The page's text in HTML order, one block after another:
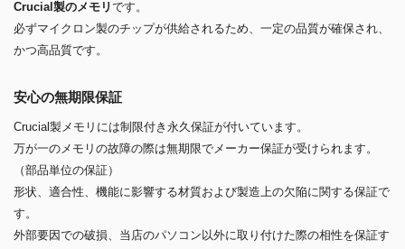
Crucial製のメモリです。
必ずマイクロン製のチップが供給されるため、一定の品質が確保され、
かつ高品質です。
安心の無期限保証
Crucial製メモリには制限付き永久保証が付いています。
万が一のメモリの故障の際は無期限でメーカー保証が受けられます。
（部品単位の保証）
形状、適合性、機能に影響する材質および製造上の欠陥に関する保証で
す。
外部要因での破損、当店のパソコン以外に取り付けた際の相性を保証す